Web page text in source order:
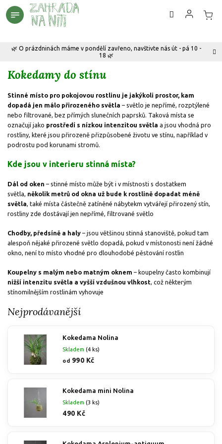
Přejít
na
🌿 O prázdninách máme v pondělí zavřeno, navštivte nás út - pá 10 -
18 🌿
Kokedamy do stínu
Stinné místo pro pokojovou rostlinu je jakýkoli prostor, kam
dopadá jen málo přirozeného světla – světlo je nepřímé, rozptýlené
nebo filtrované, bez přímých slunečních paprsků. Taková místa se
označují jako prostředí s nízkou intenzitou světla a jsou vhodná pro
rostliny, které jsou přirozeně přizpůsobené životu ve stínu, například v
podrostu pod korunami stromů.
Kde jsou v interieru stinná místa?
Dál od oken – stinné místo může být i v místnosti s dostatkem
světla, několik metrů od okna už bude k rostlině dopadat méně
světla, také místa částečně zatíněné nábytekm vytvářejí přirozený stín,
rostliny zde dostávají jen nepřímé, filtrované světlo
Chodby, předsíně a haly – jsou většinou stinná stanoviště, pokud tam
alespoň nějaké přirozené světlo dopadá, pokud v místonosti není žádné
okno, není to místo vhodné pro dlouhodobé pěstování rostlin
Koupelny s malým nebo matným oknem – koupelny často kombinují
nižší intenzitu světla a vyšší vzdušnou vlhkost, což některým
stínomilnějším rostlinám vyhovuje
Nejprodávanější
Kokedama Nolina
Skladem (4 ks)
od 990 Kč
Kokedama mini Nolina
Skladem (3 ks)
490 Kč